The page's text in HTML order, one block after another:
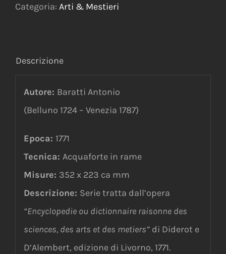
Categoria: Arti & Mestieri
Descrizione
Autore: Baratti Antonio
(Belluno 1724 – Venezia 1787)
Epoca: 1771
Tecnica: Acquaforte in rame
Misure: 352 x 223 ca mm
Descrizione: Serie tratta dall’opera
“Encyclopedie ou dictionnaire raisonne des
sciences, des arts et des metiers” di Diderot e
D’Alembert, edizione di Livorno, 1771.